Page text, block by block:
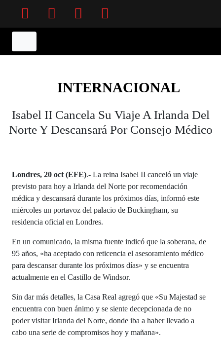
INTERNACIONAL
Isabel II Cancela Su Viaje A Irlanda Del
Norte Y Descansará Por Consejo Médico
Londres, 20 oct (EFE).- La reina Isabel II canceló un viaje
previsto para hoy a Irlanda del Norte por recomendación
médica y descansará durante los próximos días, informó este
miércoles un portavoz del palacio de Buckingham, su
residencia oficial en Londres.
En un comunicado, la misma fuente indicó que la soberana, de
95 años, «ha aceptado con reticencia el asesoramiento médico
para descansar durante los próximos días» y se encuentra
actualmente en el Castillo de Windsor.
Sin dar más detalles, la Casa Real agregó que «Su Majestad se
encuentra con buen ánimo y se siente decepcionada de no
poder visitar Irlanda del Norte, donde iba a haber llevado a
cabo una serie de compromisos hoy y mañana».